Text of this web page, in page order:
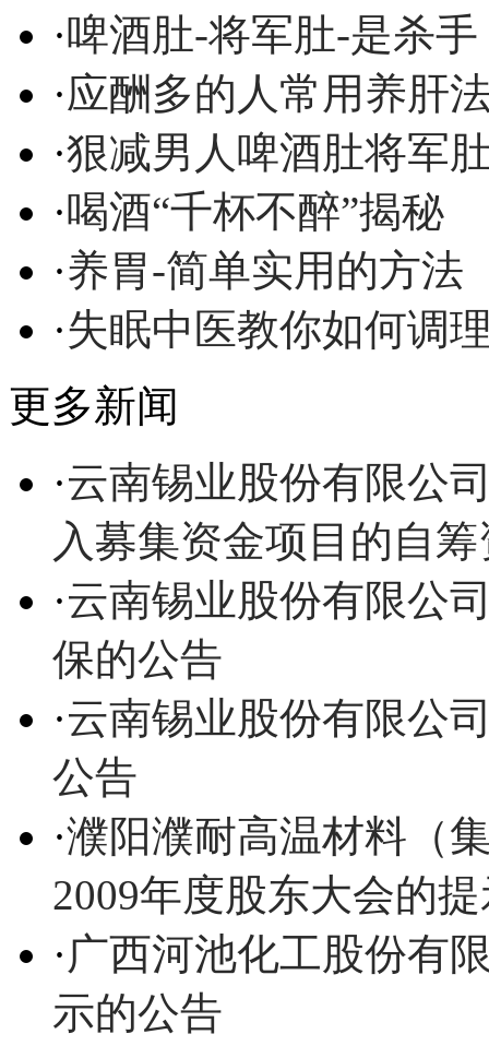
·啤酒肚-将军肚-是杀手
·应酬多的人常用养肝
·狠减男人啤酒肚将军
·喝酒“千杯不醉”揭秘
·养胃-简单实用的方法
·失眠中医教你如何调
更多新闻
·云南锡业股份有限公
入募集资金项目的自
·云南锡业股份有限公
保的公告
·云南锡业股份有限公
公告
·濮阳濮耐高温材料（
2009年度股东大会的
·广西河池化工股份有
示的公告